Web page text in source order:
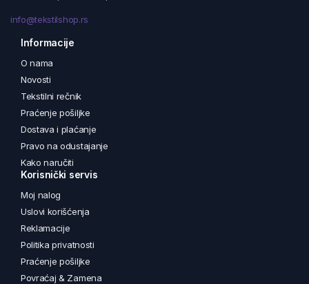
info@tekstilshop.rs
Informacije
O nama
Novosti
Tekstilni rečnik
Praćenje pošiljke
Dostava i plaćanje
Pravo na odustajanje
Kako naručiti
Korisnički servis
Moj nalog
Uslovi korišćenja
Reklamacije
Politika privatnosti
Praćenje pošiljke
Povraćaj & Zamena